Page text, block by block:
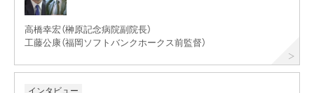
高橋幸宏（榊原記念病院副院長）
工藤公康（福岡ソフトバンクホークス前監督）
インタビュー